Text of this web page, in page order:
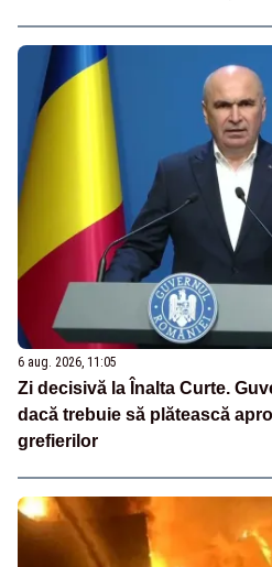
6 aug. 2026, 11:05
Zi decisivă la Înalta Curte.
dacă trebuie să plătească
grefierilor